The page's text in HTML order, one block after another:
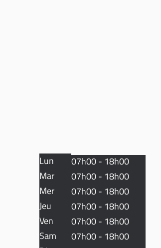
Lun
Mar
Mer
Jeu
Ven
Sam
07h00 - 18h00
07h00 - 18h00
07h00 - 18h00
07h00 - 18h00
07h00 - 18h00
07h00 - 18h00